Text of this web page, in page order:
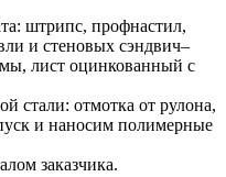
штрипс, профнастил,
и стеновых сэндвич–
лист оцинкованный с
стали: отмотка от рулона,
и наносим полимерные
заказчика.